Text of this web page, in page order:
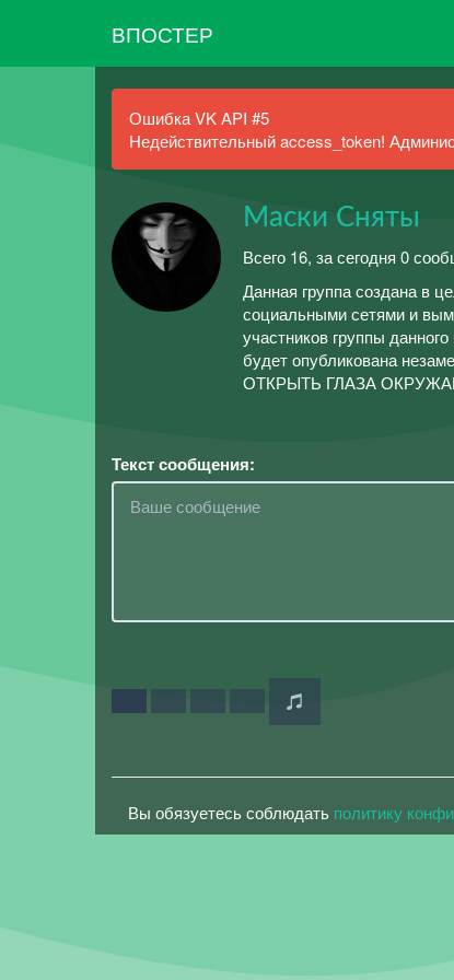
ВПОСТЕР
Ошибка VK API #5
Недействительный access_token!
Маски Сняты
Всего 16, за сегодня 0
Данная группа создана в
социальными сетями и
участников группы
будет опубликована
ОТКРЫТЬ ГЛАЗА
Текст сообщения:
Вы обязуетесь соблюдать политику